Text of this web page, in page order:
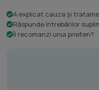
A explicat cauza și
Răspunde întrebărilor
Îl recomanzi unui prieten?